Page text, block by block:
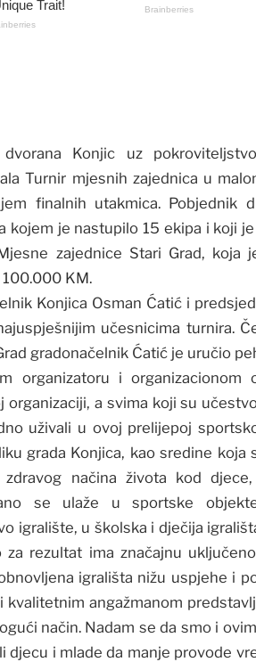
dvorana Konjic uz
Turnir mjesnih zajednica u
finalnih utakmica. Pobjednik
kojem je nastupilo 15 ekipa i koji
zajednice Stari Grad, koja
KM.
Konjica Osman Ćatić i
učesnicima turnira.
gradonačelnik Ćatić je uručio
organizatoru i
organizaciji, a svima koji su
uživali u ovoj prelijepoj
grada Konjica, kao sredine
zdravog načina života kod
se ulaže u sportske
igralište, u školska i dječija
za rezultat ima značajnu
igrališta nižu uspjehe i
kvalitetnim angažmanom
način. Nadam se da smo i
djecu i mlade da manje provode